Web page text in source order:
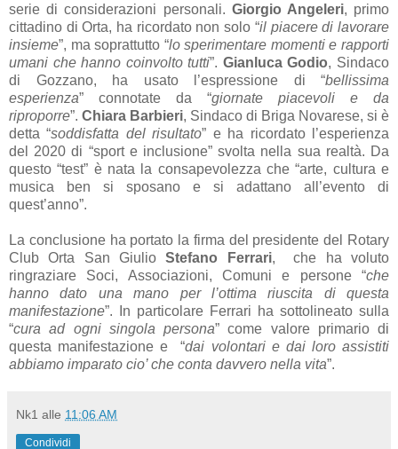
serie di considerazioni personali. Giorgio Angeleri, primo
cittadino di Orta, ha ricordato non solo “il piacere di lavorare
insieme”, ma soprattutto “lo sperimentare momenti e rapporti
umani che hanno coinvolto tutti”. Gianluca Godio, Sindaco
di Gozzano, ha usato l’espressione di “bellissima
esperienza” connotate da “giornate piacevoli e da
riproporre”. Chiara Barbieri, Sindaco di Briga Novarese, si è
detta “soddisfatta del risultato” e ha ricordato l’esperienza
del 2020 di “sport e inclusione” svolta nella sua realtà. Da
questo “test” è nata la consapevolezza che “arte, cultura e
musica ben si sposano e si adattano all’evento di
quest’anno”.
La conclusione ha portato la firma del presidente del Rotary
Club Orta San GiulioStefano Ferrari, che ha voluto
ringraziare Soci, Associazioni, Comuni e persone “che
hanno dato una mano per l’ottima riuscita di questa
manifestazione”. In particolare Ferrari ha sottolineato sulla
“cura ad ogni singola persona” come valore primario di
questa manifestazione e “dai volontari e dai loro assistiti
abbiamo imparato cio’ che conta davvero nella vita”.
Nk1 alle 11:06 AM
Condividi